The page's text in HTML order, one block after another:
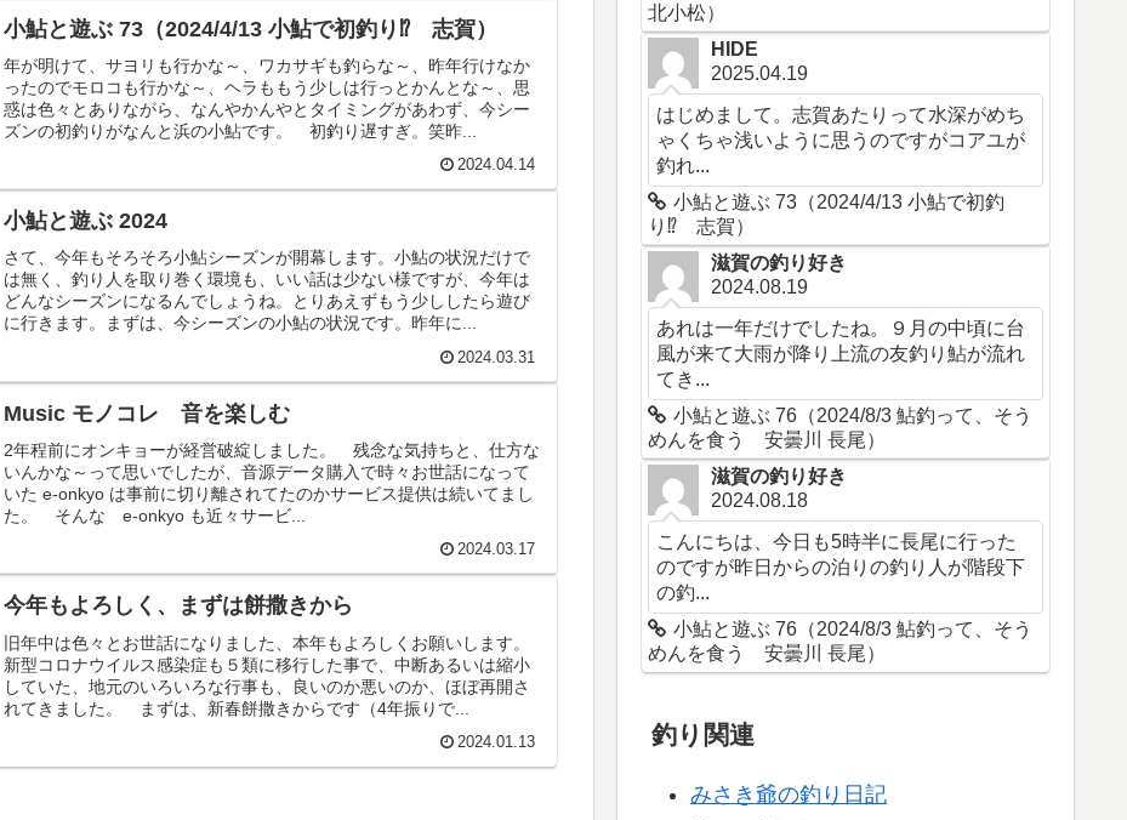
小鮎と遊ぶ 73（2024/4/13 小鮎で初釣り⁉ 志賀）
年が明けて、サヨリも行かな～、ワカサギも釣らな～、昨年行けなか
ったのでモロコも行かな～、ヘラももう少しは行っとかんとな～、思
惑は色々とありながら、なんやかんやとタイミングがあわず、今シー
ズンの初釣りがなんと浜の小鮎です。 初釣り遅すぎ。笑昨...
2024.04.14
小鮎と遊ぶ 2024
さて、今年もそろそろ小鮎シーズンが開幕します。小鮎の状況だけで
は無く、釣り人を取り巻く環境も、いい話は少ない様ですが、今年は
どんなシーズンになるんでしょうね。とりあえずもう少ししたら遊び
に行きます。まずは、今シーズンの小鮎の状況です。昨年に...
2024.03.31
Music モノコレ 音を楽しむ
2年程前にオンキョーが経営破綻しました。 残念な気持ちと、仕方な
いんかな～って思いでしたが、音源データ購入で時々お世話になって
いた e-onkyo は事前に切り離されてたのかサービス提供は続いてまし
た。 そんな e-onkyo も近々サービ...
2024.03.17
今年もよろしく、まずは餅撒きから
旧年中は色々とお世話になりました、本年もよろしくお願いします。
新型コロナウイルス感染症も５類に移行した事で、中断あるいは縮小
していた、地元のいろいろな行事も、良いのか悪いのか、ほぼ再開さ
れてきました。 まずは、新春餅撒きからです（4年振りで...
2024.01.13
北小松）
HIDE
2025.04.19
はじめまして。志賀あたりって水深がめち
ゃくちゃ浅いように思うのですがコアユが
釣れ...
小鮎と遊ぶ 73（2024/4/13 小鮎で初釣
り⁉ 志賀）
滋賀の釣り好き
2024.08.19
あれは一年だけでしたね。９月の中頃に台
風が来て大雨が降り上流の友釣り鮎が流れ
てき...
小鮎と遊ぶ 76（2024/8/3 鮎釣って、そう
めんを食う 安曇川 長尾）
滋賀の釣り好き
2024.08.18
こんにちは、今日も5時半に長尾に行った
のですが昨日からの泊りの釣り人が階段下
の釣...
小鮎と遊ぶ 76（2024/8/3 鮎釣って、そう
めんを食う 安曇川 長尾）
釣り関連
みさき爺の釣り日記